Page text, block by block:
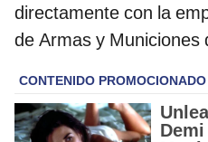
directamente con la
de Armas y Municiones